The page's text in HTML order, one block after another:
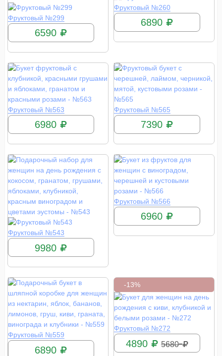
Фруктовый №299
КУПИТЬ
6590
Фруктовый №260
КУПИТЬ
6890
Фруктовый №563
КУПИТЬ
6980
Фруктовый №565
КУПИТЬ
7390
Фруктовый №543
КУПИТЬ
9980
Фруктовый №566
КУПИТЬ
6960
Фруктовый №559
КУПИТЬ
6890
-13%
Фруктовый №272
КУПИТЬ
4890
5680